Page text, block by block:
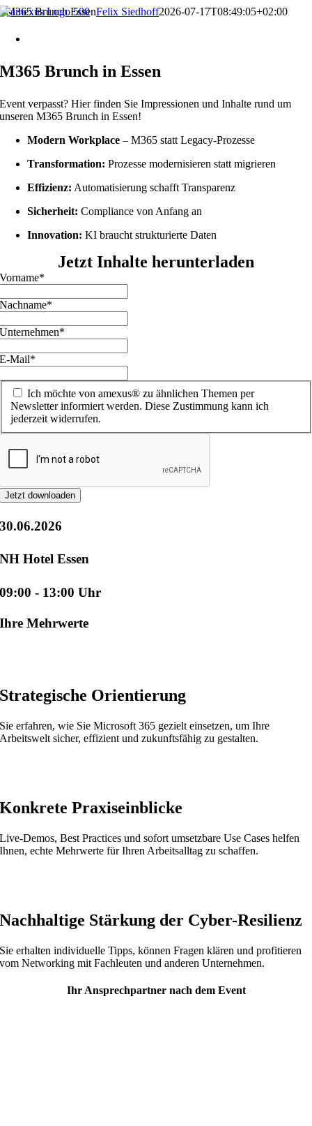
Zum
springen
M365 Brunch EssenFelix Siedhoff2026-07-17T08:49:05+02:00
M365 Brunch in Essen
Event verpasst? Hier finden Sie Impressionen und Inhalte rund um
unseren M365 Brunch in Essen!
Modern Workplace – M365 statt Legacy-Prozesse
Transformation: Prozesse modernisieren statt migrieren
Effizienz: Automatisierung schafft Transparenz
Sicherheit: Compliance von Anfang an
Innovation: KI braucht strukturierte Daten
Jetzt Inhalte herunterladen
Vorname*
Nachname*
Unternehmen*
E-Mail*
Ich möchte von amexus® zu ähnlichen Themen per
Newsletter informiert werden. Diese Zustimmung kann ich
jederzeit widerrufen.
Jetzt downloaden
30.06.2026
NH Hotel Essen
09:00 - 13:00 Uhr
Ihre Mehrwerte
Strategische Orientierung
Sie erfahren, wie Sie Microsoft 365 gezielt einsetzen, um Ihre
Arbeitswelt sicher, effizient und zukunftsfähig zu gestalten.
Konkrete Praxiseinblicke
Live-Demos, Best Practices und sofort umsetzbare Use Cases helfen
Ihnen, echte Mehrwerte für Ihren Arbeitsalltag zu schaffen.
Nachhaltige Stärkung der Cyber-Resilienz
Sie erhalten individuelle Tipps, können Fragen klären und profitieren
vom Networking mit Fachleuten und anderen Unternehmen.
Ihr Ansprechpartner nach dem Event